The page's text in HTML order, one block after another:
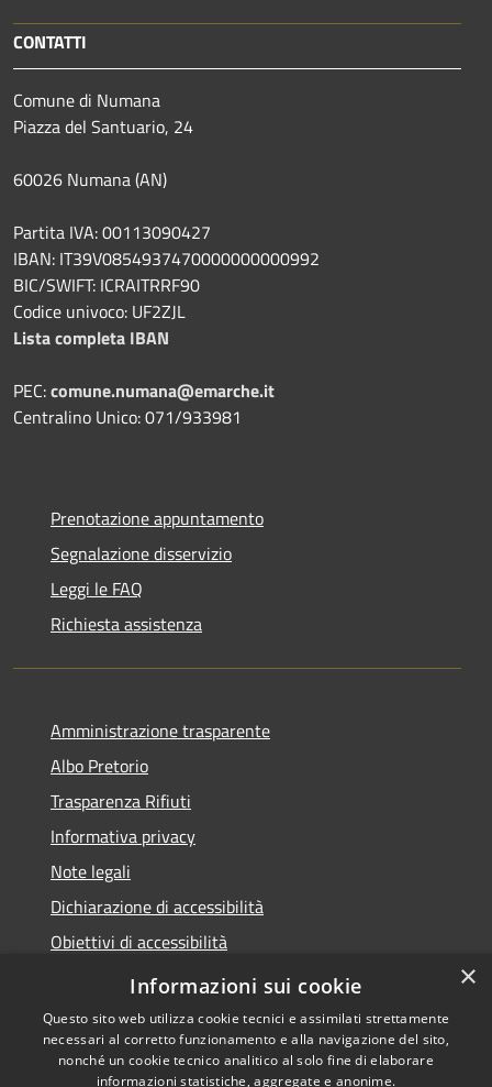
CONTATTI
Comune di Numana
Piazza del Santuario, 24
60026 Numana (AN)
Partita IVA: 00113090427
IBAN: IT39V0854937470000000000992
BIC/SWIFT: ICRAITRRF90
Codice univoco: UF2ZJL
Lista completa IBAN
PEC:comune.numana@emarche.it
Centralino Unico: 071/933981
Prenotazione appuntamento
Segnalazione disservizio
Leggi le FAQ
Richiesta assistenza
Amministrazione trasparente
Albo Pretorio
Trasparenza Rifiuti
Informativa privacy
Note legali
Dichiarazione di accessibilità
Obiettivi di accessibilità
Whistleblowing
×
Informazioni sui cookie
Questo sito web utilizza cookie tecnici e assimilati strettamente
necessari al corretto funzionamento e alla navigazione del sito,
nonché un cookie tecnico analitico al solo fine di elaborare
informazioni statistiche, aggregate e anonime.